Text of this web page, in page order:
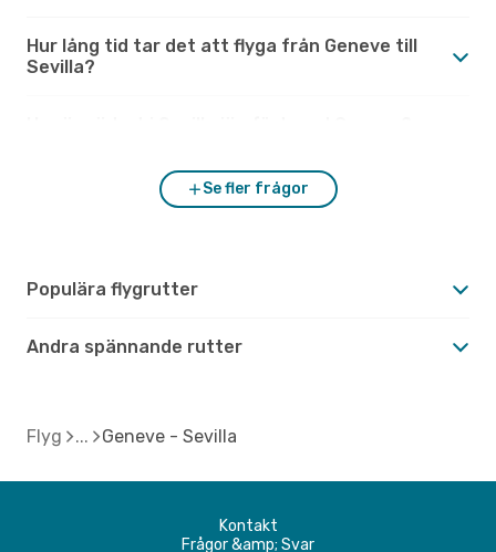
Hur lång tid tar det att flyga från Geneve till
Sevilla?
Se fler frågor
Populära flygrutter
Andra spännande rutter
Flyg Geneve - Sevilla
Kontakt
Frågor &amp; Svar